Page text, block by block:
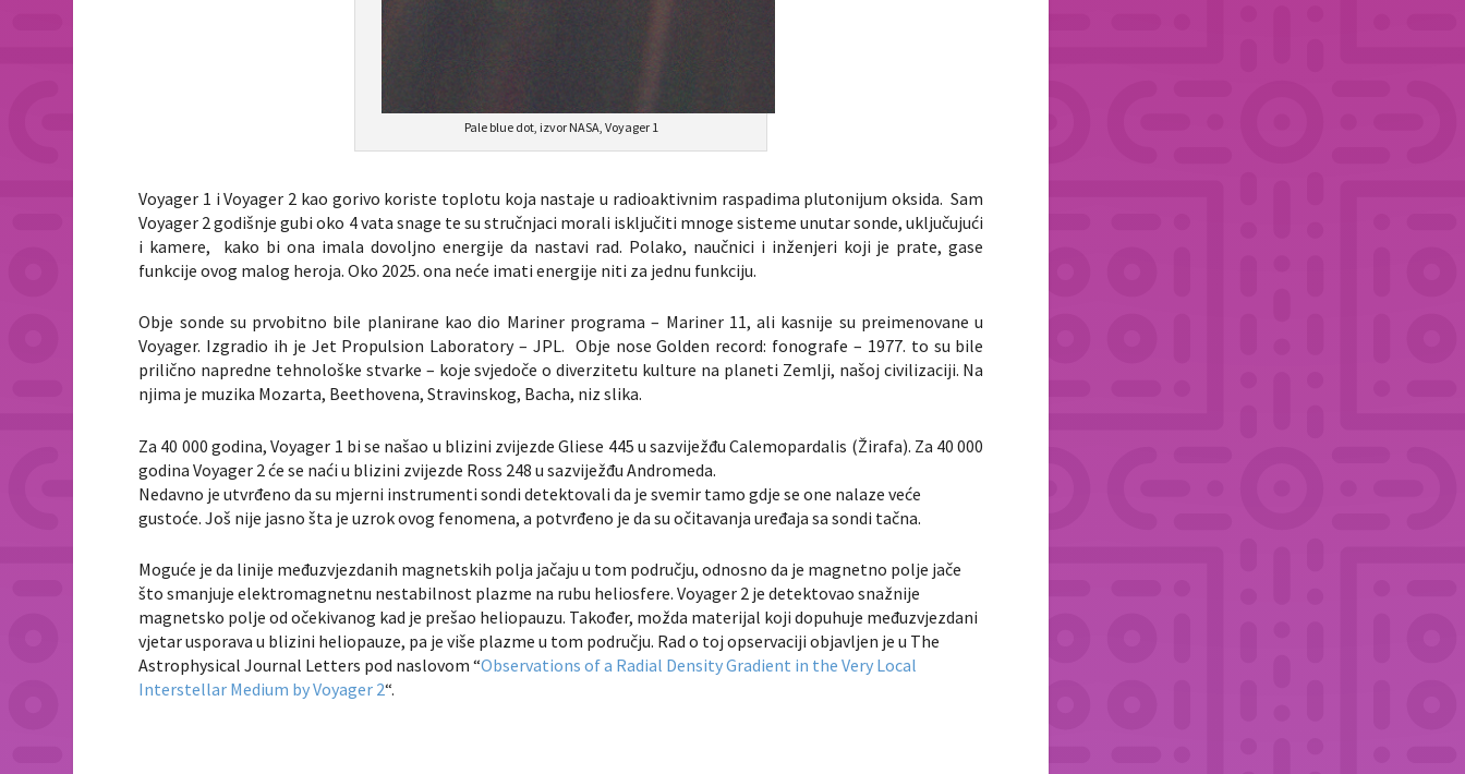
Pale blue dot, izvor NASA, Voyager 1
Voyager 1 i Voyager 2 kao gorivo koriste toplotu koja nastaje u radioaktivnim raspadima plutonijum oksida. Sam
Voyager 2 godišnje gubi oko 4 vata snage te su stručnjaci morali isključiti mnoge sisteme unutar sonde, uključujući
i kamere, kako bi ona imala dovoljno energije da nastavi rad. Polako, naučnici i inženjeri koji je prate, gase
funkcije ovog malog heroja. Oko 2025. ona neće imati energije niti za jednu funkciju.
Obje sonde su prvobitno bile planirane kao dio Mariner programa – Mariner 11, ali kasnije su preimenovane u
Voyager. Izgradio ih je Jet Propulsion Laboratory – JPL. Obje nose Golden record: fonografe – 1977. to su bile
prilično napredne tehnološke stvarke – koje svjedoče o diverzitetu kulture na planeti Zemlji, našoj civilizaciji. Na
njima je muzika Mozarta, Beethovena, Stravinskog, Bacha, niz slika.
Za 40 000 godina, Voyager 1 bi se našao u blizini zvijezde Gliese 445 u sazviježđu Calemopardalis (Žirafa). Za 40 000
godina Voyager 2 će se naći u blizini zvijezde Ross 248 u sazviježđu Andromeda.
Nedavno je utvrđeno da su mjerni instrumenti sondi detektovali da je svemir tamo gdje se one nalaze veće
gustoće. Još nije jasno šta je uzrok ovog fenomena, a potvrđeno je da su očitavanja uređaja sa sondi tačna.
Moguće je da linije međuzvjezdanih magnetskih polja jačaju u tom području, odnosno da je magnetno polje jače
što smanjuje elektromagnetnu nestabilnost plazme na rubu heliosfere. Voyager 2 je detektovao snažnije
magnetsko polje od očekivanog kad je prešao heliopauzu. Također, možda materijal koji dopuhuje međuzvjezdani
vjetar usporava u blizini heliopauze, pa je više plazme u tom području. Rad o toj opservaciji objavljen je u The
Astrophysical Journal Letters pod naslovom “Observations of a Radial Density Gradient in the Very Local
Interstellar Medium by Voyager 2“.